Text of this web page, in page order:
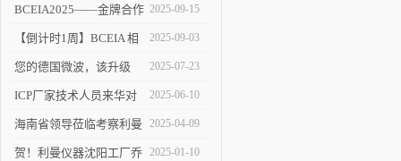
塑 ICP-MS 分析新境界！
BCEIA2025——金牌合作
伙伴的见证
2025-09-15
【倒计时1周】BCEIA 相
约利曼 不见不散 9.10-12
2025-09-03
您的德国微波，该升级
了！
2025-07-23
ICP厂家技术人员来华对
利曼进行培训
2025-06-10
海南省领导莅临考察利曼
仪器沈阳工厂
2025-04-09
贺！利曼仪器沈阳工厂乔 2025-01-10